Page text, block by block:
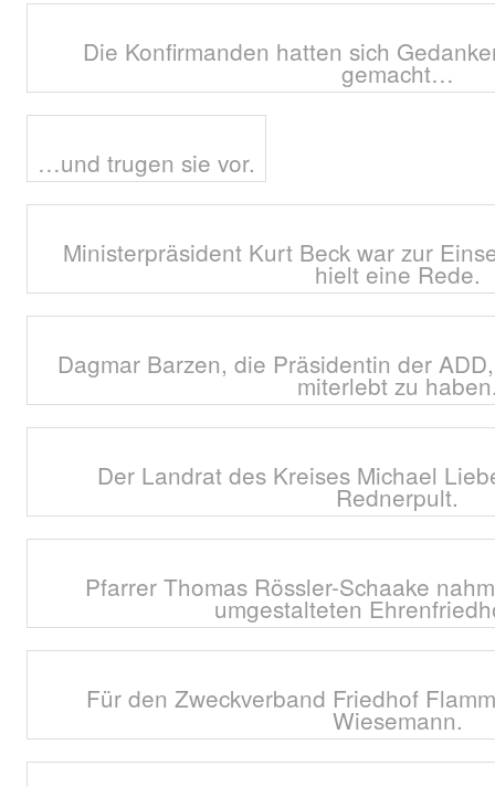
Die Konfirmanden hatten sich
gemacht…
…und trugen sie vor.
Ministerpräsident Kurt Beck war zur
hielt eine Rede.
Dagmar Barzen, die Präsidentin der
miterlebt zu
Der Landrat des Kreises Michael
Rednerpult.
Pfarrer Thomas Rössler-Schaake
umgestalteten
Für den Zweckverband Friedhof
Wiesemann.